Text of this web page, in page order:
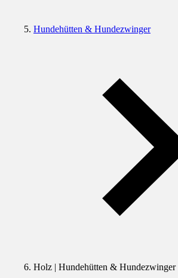
Hundehütten & Hundezwinger
Holz | Hundehütten & Hundezwinger